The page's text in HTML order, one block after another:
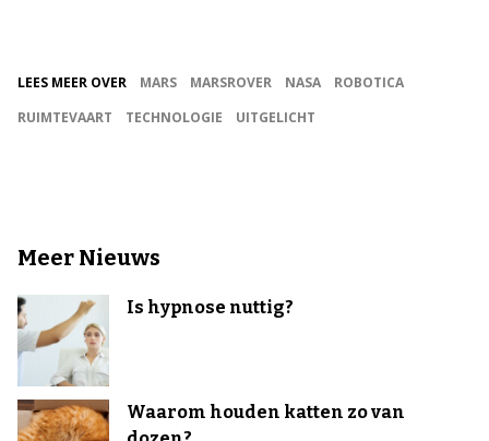
LEES MEER OVER MARS MARSROVER NASA
ROBOTICA
RUIMTEVAART
TECHNOLOGIE UITGELICHT
Meer Nieuws
Is hypnose nuttig?
Waarom houden katten zo van